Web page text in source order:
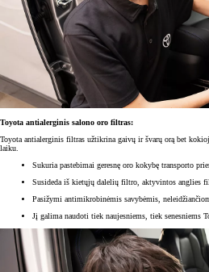
Toyota antialerginis salono oro filtras:
Toyota antialerginis filtras užtikrina gaivų ir švarų orą bet
laiku.
Sukuria pastebimai geresnę oro kokybę transporto
Susideda iš kietųjų dalelių filtro, aktyvintos anglies
Pasižymi antimikrobinėmis savybėmis,
Jį galima naudoti tiek naujesniems, tiek senesniems